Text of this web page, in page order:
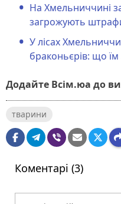
На Хмельниччині
загрожують
У лісах
браконьєрів: що
Додайте Всім.юа до
тварини
Коментарі (3)